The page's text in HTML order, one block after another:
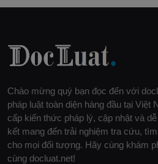
Chào mừng quý bạn đọc đến với
pháp luật toàn diện hàng đầu tại Việt
cấp kiến thức pháp lý, cập nhật và
kết mang đến trải nghiệm tra cứu,
cho mọi đối tượng. Hãy cùng khám
cùng docluat.net!